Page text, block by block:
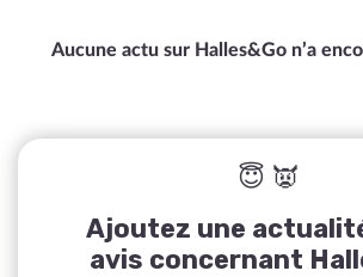
Aucune actu sur Halles&Go n’a
😇 👿
Ajoutez une
avis concernant